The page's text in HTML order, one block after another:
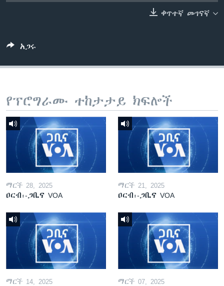
ቀጥተኛ መገናኛ
አጋሩ
የፕሮግራሙ ተከታታይ ክፍሎች
ማርች 28, 2025
ዐርብ፡-ጋቢና VOA
ማርች 21, 2025
ዐርብ፡-ጋቢና VOA
ማርች 14, 2025 ማርች 07, 2025